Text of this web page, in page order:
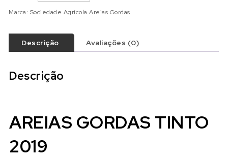
Marca: Sociedade Agrícola Areias Gordas
Descrição Avaliações (0)
Descrição
AREIAS GORDAS TINTO
2019